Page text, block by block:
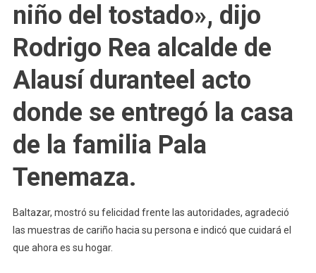
niño del tostado», dijo
Rodrigo Rea alcalde de
Alausí duranteel acto
donde se entregó la casa
de la familia Pala
Tenemaza.
Baltazar, mostró su felicidad frente las autoridades, agradeció
las muestras de cariño hacia su persona e indicó que cuidará el
que ahora es su hogar.